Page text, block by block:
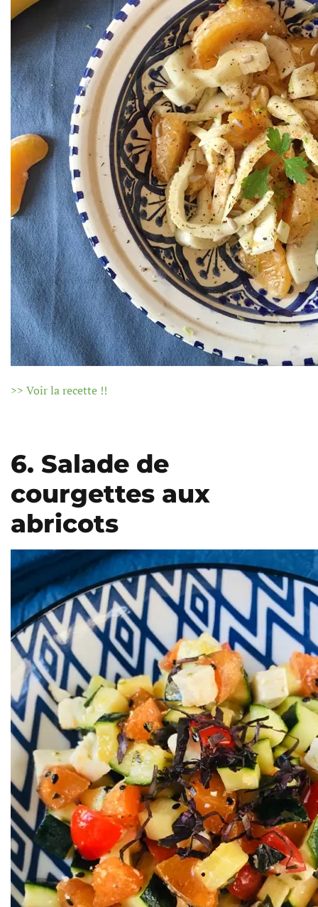
>> Voir la recette !!
6. Salade de
courgettes aux
abricots